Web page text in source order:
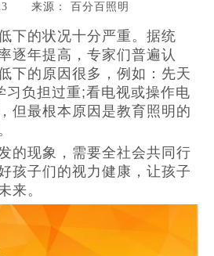
23 来源：
百分百照明
下的状况十分严重。据统
逐年提高，专家们普遍认
下的原因很多，例如：先天
习负担过重;看电视或操作电
但最根本原因是教育照明的
的现象，需要全社会共同行
孩子们的视力健康，让孩子
来。